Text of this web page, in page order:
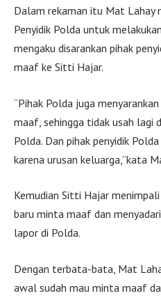
Dalam rekaman itu Mat Lahay
Penyidik Polda untuk
mengaku disarankan pihak
maaf ke Sitti Hajar.
“Pihak Polda juga
maaf, sehingga tidak usah lagi
Polda. Dan pihak penyidik
karena urusan keluarga,”kata
Kemudian Sitti Hajar
baru minta maaf dan
lapor di Polda.
Dengan terbata-bata, Mat
awal sudah mau minta maaf